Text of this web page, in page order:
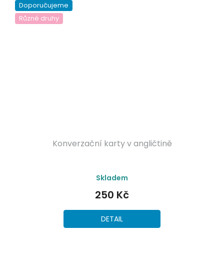
Doporučujeme
Různé druhy
Konverzační karty v angličtině
hodnocení
produktu
je
5,0
z
5
Skladem
250 Kč
DETAIL